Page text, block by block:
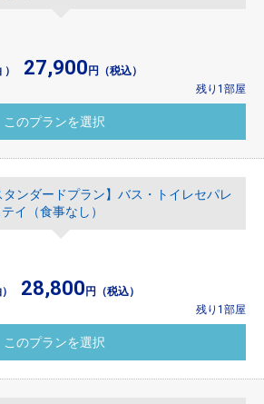
） 27,900 円（税込）
残り1部屋
ンダードプラン】バス・トイレセパレ
イ（食事なし）
） 28,800 円（税込）
残り1部屋